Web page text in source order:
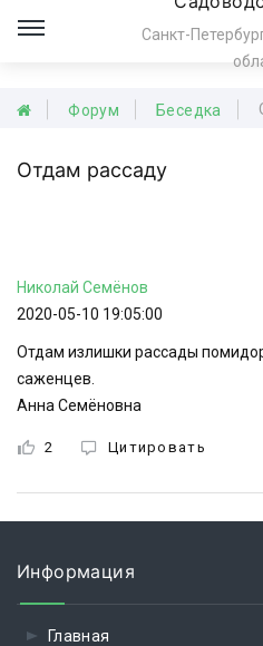
Санкт-
Форум Беседка
Отдам рассаду
Николай Семёнов
2020-05-10 19:05:00
Отдам излишки рассады
саженцев.
Анна Семёновна
2 Цитировать
Информация
Главная